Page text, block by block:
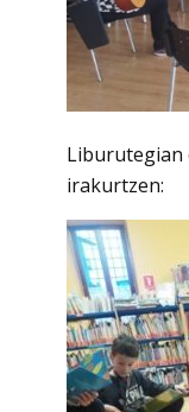
Liburutegian
irakurtzen: